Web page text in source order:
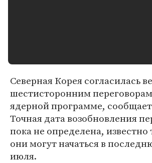
Северная Корея согласилась
шестисторонним
ядерной программе,
Точная дата возобновления
пока не определена, известно
они могут начаться в
июля.